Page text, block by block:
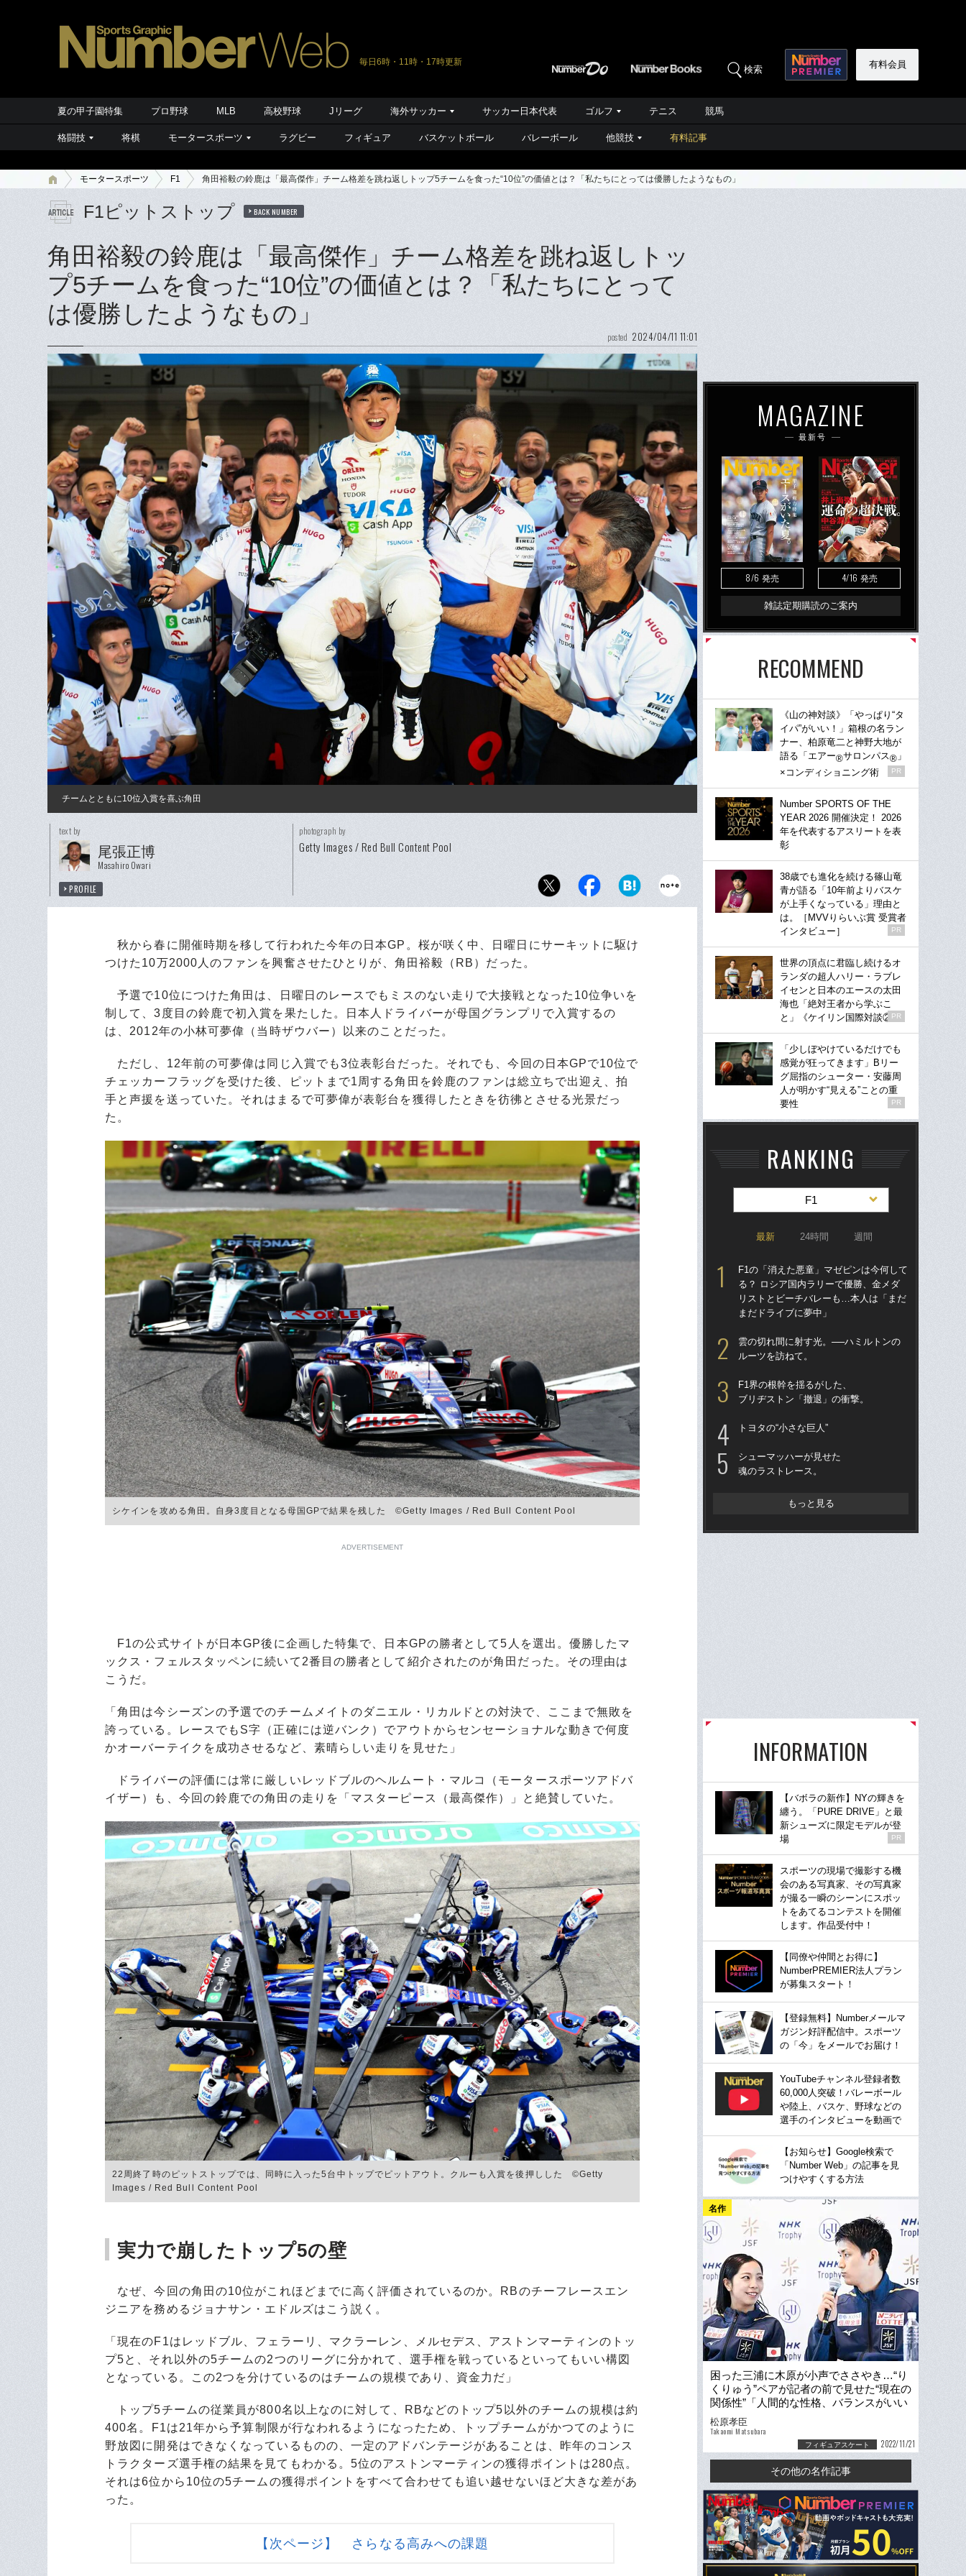
毎日6時・11時・17時更新
検索 有料会員
夏の甲子園特集 プロ野球 MLB 高校野球 Jリーグ 海外サッカー サッカー日本代表 ゴルフ テニス 競馬
格闘技 将棋 モータースポーツ ラグビー フィギュア バスケットボール バレーボール 他競技 有料記事
モータースポーツ F1 角田裕毅の鈴鹿は「最高傑作」チーム格差を跳ね返しトップ5チームを食った“10位”の価値とは？「私たちにとっては優勝したようなもの」
F1ピットストップ BACK NUMBER
角田裕毅の鈴鹿は「最高傑作」チーム格差を跳ね返しトッ
プ5チームを食った“10位”の価値とは？「私たちにとって
は優勝したようなもの」
posted 2024/04/11 11:01
チームとともに10位入賞を喜ぶ角田
text by
尾張正博
Masahiro Owari
PROFILE
photograph by
Getty Images / Red Bull Content Pool
秋から春に開催時期を移して行われた今年の日本GP。桜が咲く中、日曜日にサーキットに駆け
つけた10万2000人のファンを興奮させたひとりが、角田裕毅（RB）だった。
予選で10位につけた角田は、日曜日のレースでもミスのない走りで大接戦となった10位争いを
制して、3度目の鈴鹿で初入賞を果たした。日本人ドライバーが母国グランプリで入賞するの
は、2012年の小林可夢偉（当時ザウバー）以来のことだった。
ただし、12年前の可夢偉は同じ入賞でも3位表彰台だった。それでも、今回の日本GPで10位で
チェッカーフラッグを受けた後、ピットまで1周する角田を鈴鹿のファンは総立ちで出迎え、拍
手と声援を送っていた。それはまるで可夢偉が表彰台を獲得したときを彷彿とさせる光景だっ
た。
シケインを攻める角田。自身3度目となる母国GPで結果を残した ©Getty Images / Red Bull Content Pool
ADVERTISEMENT
F1の公式サイトが日本GP後に企画した特集で、日本GPの勝者として5人を選出。優勝したマ
ックス・フェルスタッペンに続いて2番目の勝者として紹介されたのが角田だった。その理由は
こうだ。
「角田は今シーズンの予選でのチームメイトのダニエル・リカルドとの対決で、ここまで無敗を
誇っている。レースでもS字（正確には逆バンク）でアウトからセンセーショナルな動きで何度
かオーバーテイクを成功させるなど、素晴らしい走りを見せた」
ドライバーの評価には常に厳しいレッドブルのヘルムート・マルコ（モータースポーツアドバ
イザー）も、今回の鈴鹿での角田の走りを「マスターピース（最高傑作）」と絶賛していた。
22周終了時のピットストップでは、同時に入った5台中トップでピットアウト。クルーも入賞を後押しした ©Getty
Images / Red Bull Content Pool
実力で崩したトップ5の壁
なぜ、今回の角田の10位がこれほどまでに高く評価されているのか。RBのチーフレースエン
ジニアを務めるジョナサン・エドルズはこう説く。
「現在のF1はレッドブル、フェラーリ、マクラーレン、メルセデス、アストンマーティンのトッ
プ5と、それ以外の5チームの2つのリーグに分かれて、選手権を戦っているといってもいい構図
となっている。この2つを分けているのはチームの規模であり、資金力だ」
トップ5チームの従業員が800名以上なのに対して、RBなどのトップ5以外のチームの規模は約
400名。F1は21年から予算制限が行なわれるようになったため、トップチームがかつてのように
野放図に開発はできなくなっているものの、一定のアドバンテージがあることは、昨年のコンス
トラクターズ選手権の結果を見てもわかる。5位のアストンマーティンの獲得ポイントは280点。
それは6位から10位の5チームの獲得ポイントをすべて合わせても追い越せないほど大きな差があ
った。
【次ページ】 さらなる高みへの課題
MAGAZINE
最新号
8/6 発売 4/16 発売
雑誌定期購読のご案内
RECOMMEND
《山の神対談》「やっぱり“タ
イパ”がいい！」箱根の名ラン
ナー、柏原竜二と神野大地が
語る「エアー®サロンパス® 」
×コンディショニング術
PR
Number SPORTS OF THE
YEAR 2026 開催決定！ 2026
年を代表するアスリートを表
彰
38歳でも進化を続ける篠山竜
青が語る「10年前よりバスケ
が上手くなっている」理由と
は。［MVVりらいぶ賞 受賞者
インタビュー］
PR
世界の頂点に君臨し続けるオ
ランダの超人ハリー・ラブレ
イセンと日本のエースの太田
海也「絶対王者から学ぶこ
と」《ケイリン国際対談②》
PR
「少しぼやけているだけでも
感覚が狂ってきます」Bリー
グ屈指のシューター・安藤周
人が明かす“見える”ことの重
要性
PR
RANKING
F1
最新 24時間 週間
F1の「消えた悪童」マゼピンは今何して
る？ ロシア国内ラリーで優勝、金メダ
リストとビーチバレーも…本人は「まだ
まだドライブに夢中」
雲の切れ間に射す光。──ハミルトンの
ルーツを訪ねて。
F1界の根幹を揺るがした、
ブリヂストン「撤退」の衝撃。
トヨタの“小さな巨人”
シューマッハーが見せた
魂のラストレース。
もっと見る
INFORMATION
【バボラの新作】NYの輝きを
纏う。「PURE DRIVE」と最
新シューズに限定モデルが登
場
PR
スポーツの現場で撮影する機
会のある写真家、その写真家
が撮る一瞬のシーンにスポッ
トをあてるコンテストを開催
します。作品受付中！
【同僚や仲間とお得に】
NumberPREMIER法人プラン
が募集スタート！
【登録無料】Numberメールマ
ガジン好評配信中。スポーツ
の「今」をメールでお届け！
YouTubeチャンネル登録者数
60,000人突破！バレーボール
や陸上、バスケ、野球などの
選手のインタビューを動画で
【お知らせ】Google検索で
「Number Web」の記事を見
つけやすくする方法
名作
困った三浦に木原が小声でささやき…“り
くりゅう”ペアが記者の前で見せた“現在の
関係性”「人間的な性格、バランスがいい
のかな」
松原孝臣
Takaomi Matsubara
フィギュアスケート 2022/11/21
その他の名作記事